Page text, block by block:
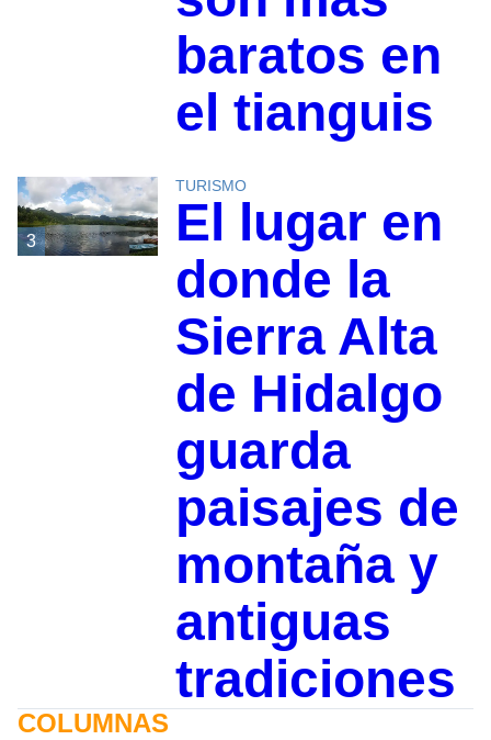
baratos en
el tianguis
3
TURISMO
El lugar en
donde la
Sierra Alta
de Hidalgo
guarda
paisajes de
montaña y
antiguas
tradiciones
COLUMNAS